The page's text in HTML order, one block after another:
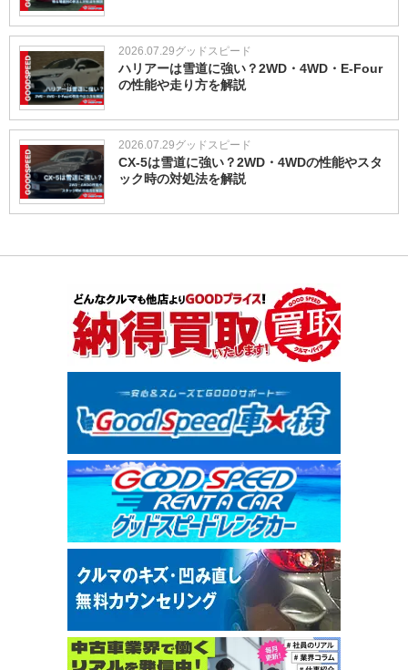
2026.07.29グッドスピード
ハリアーは雪道に強い？2WD・4WD・E-Four
の性能や走り方を解説
2026.07.29グッドスピード
CX-5は雪道に強い？2WD・4WDの性能やスタ
ック時の対処法を解説